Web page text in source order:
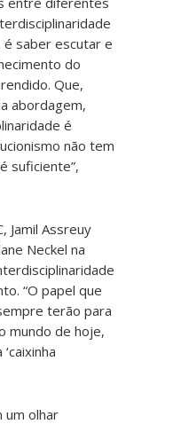
saber escutar e
do
Que,
abordagem,
é
não tem
suficiente”,
Jamil Assreuy
Neckel na
“O papel que
terão para
mundo de hoje,
um olhar